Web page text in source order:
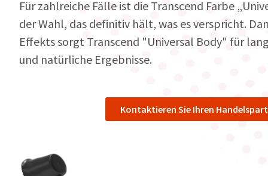
Für zahlreiche Fälle ist die Transcend Farbe
der Wahl, das definitiv hält, was es verspricht.
Effekts sorgt Transcend "Universal Body" für
und natürliche Ergebnisse.
Kontaktieren Sie Ihren